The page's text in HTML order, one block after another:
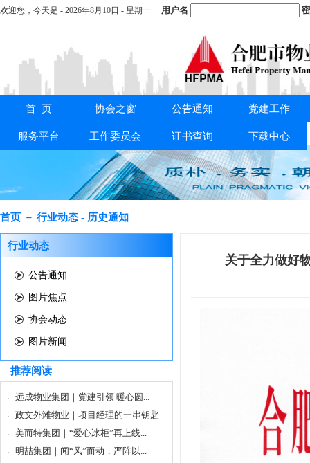
欢迎您， 今天是 - 2026年8月10日 - 星期一 用户名
首 页 协会之窗 公告通知 党建工作
服务平台 工作委员会 证书查询 下载中心
重要通知： 关于交纳2025年度会费的通知
首页 － 行业动态 - 历史通知
行业动态
公告通知
图片焦点
协会动态
图片新闻
推荐阅读
远成物业集团｜党建引领 暖心圆...
政文外滩物业｜项目经理的一串钥匙
美而特集团｜“爱心冰柜”再上线...
明喆集团｜闻“风”而动，严阵以...
关于全力做好